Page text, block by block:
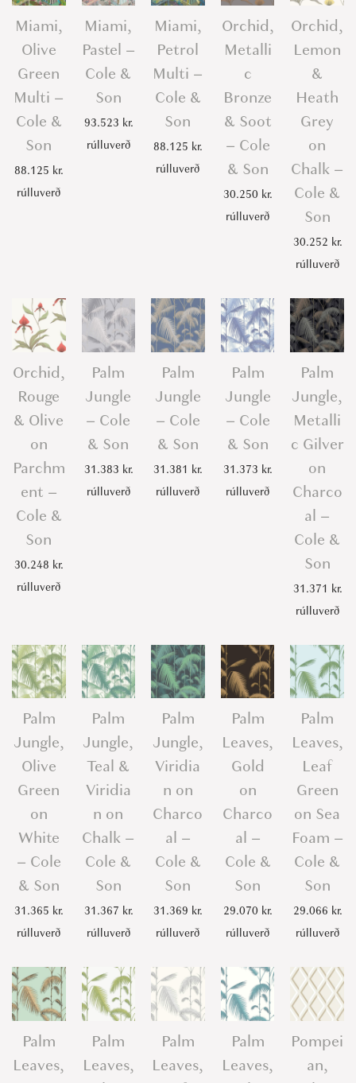
Miami,
Olive
Green
Multi –
Cole &
Son
88.125 kr.
rúlluverð
Miami,
Pastel –
Cole &
Son
93.523 kr.
rúlluverð
Miami,
Petrol
Multi –
Cole &
Son
88.125 kr.
rúlluverð
Orchid,
Metalli
c
Bronze
& Soot
– Cole
& Son
30.250 kr.
rúlluverð
Orchid,
Lemon
&
Heath
Grey
on
Chalk –
Cole &
Son
30.252 kr.
rúlluverð
Orchid,
Rouge
& Olive
on
Parchm
ent –
Cole &
Son
30.248 kr.
rúlluverð
Palm
Jungle
– Cole
& Son
31.383 kr.
rúlluverð
Palm
Jungle
– Cole
& Son
31.381 kr.
rúlluverð
Palm
Jungle
– Cole
& Son
31.373 kr.
rúlluverð
Palm
Jungle,
Metalli
c Gilver
on
Charco
al –
Cole &
Son
31.371 kr.
rúlluverð
Palm
Jungle,
Olive
Green
on
White
– Cole
& Son
31.365 kr.
rúlluverð
Palm
Jungle,
Teal &
Viridia
n on
Chalk –
Cole &
Son
31.367 kr.
rúlluverð
Palm
Jungle,
Viridia
n on
Charco
al –
Cole &
Son
31.369 kr.
rúlluverð
Palm
Leaves,
Gold
on
Charco
al –
Cole &
Son
29.070 kr.
rúlluverð
Palm
Leaves,
Leaf
Green
on Sea
Foam –
Cole &
Son
29.066 kr.
rúlluverð
Palm
Leaves,
Palm
Leaves,
Palm
Leaves,
Palm
Leaves,
Pompei
an,